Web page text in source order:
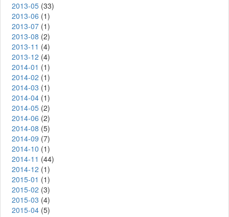
2013-05 (33)
2013-06 (1)
2013-07 (1)
2013-08 (2)
2013-11 (4)
2013-12 (4)
2014-01 (1)
2014-02 (1)
2014-03 (1)
2014-04 (1)
2014-05 (2)
2014-06 (2)
2014-08 (5)
2014-09 (7)
2014-10 (1)
2014-11 (44)
2014-12 (1)
2015-01 (1)
2015-02 (3)
2015-03 (4)
2015-04 (5)